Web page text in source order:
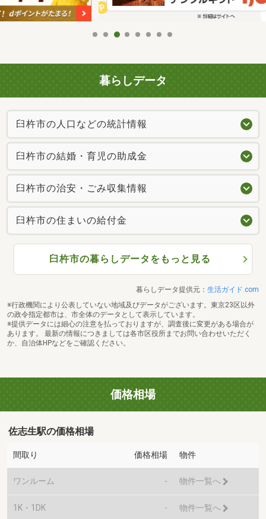
暮らしデータ
臼杵市の人口などの統計情報
臼杵市の結婚・育児の助成金
臼杵市の治安・ごみ収集情報
臼杵市の住まいの給付金
臼杵市の暮らしデータをもっと見る
暮らしデータ提供元： 生活ガイド.com
※行政機関により公表していない地域及びデータがございます。東京23区以外
の政令指定都市は、市全体のデータとして表示しています。
※提供データには細心の注意を払っておりますが、調査後に変更がある場合が
あります。 最新の情報につきましては各市区役所までお問い合わせいただく
か、自治体HPなどをご確認ください。
価格相場
佐志生駅の価格相場
間取り 価格相場 物件
ワンルーム - 物件一覧へ
1K・1DK - 物件一覧へ